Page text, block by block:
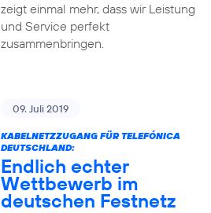
zeigt einmal mehr, dass wir Leistung
und Service perfekt
zusammenbringen.
09. Juli 2019
KABELNETZZUGANG FÜR TELEFÓNICA
DEUTSCHLAND:
Endlich echter
Wettbewerb im
deutschen Festnetz